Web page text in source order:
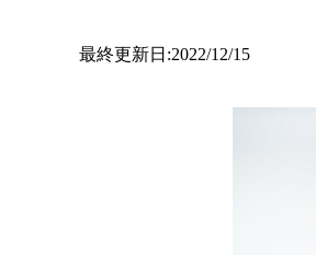
最終更新日:2022/12/15